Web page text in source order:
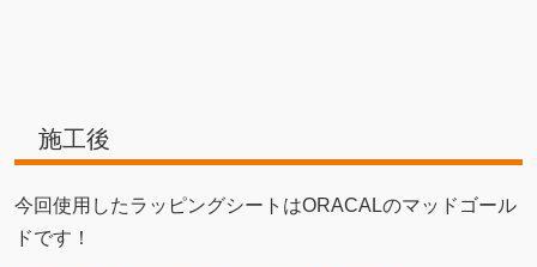
施工後
今回使用したラッピングシートはORACALのマッドゴール
ドです！